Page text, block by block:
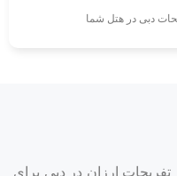
دبی در هتل شما
ارزان در دبی برای